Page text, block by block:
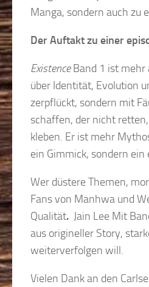
Manga, sondern auch zu
Der Auftakt zu einer
ExistenceBand 1 ist mehr
über Identität, Evolution
zerpflückt, sondern mit
schaffen, der nicht
kleben. Er ist mehr
ein Gimmick, sondern
Wer düstere Themen,
Fans von Manhwa und
Qualität. Jain Lee Mit
aus origineller Story,
weiterverfolgen will.
Vielen Dank an den